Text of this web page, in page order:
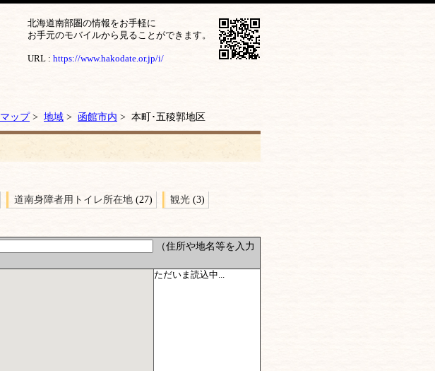
北海道南部圏の情報をお手軽に
お手元のモバイルから見ることができます。
URL : https://www.hakodate.or.jp/i/
マップ> 地域 > 函館市内 > 本町･五稜郭地区
道南身障者用トイレ所在地 (27) 観光 (3)
（住所や地名等を入力
ただいま読込中...